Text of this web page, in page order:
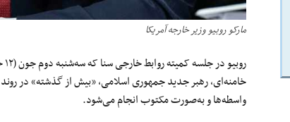
مارکو روبیو وزیر خارجه آمریکا
خامنه‌ای، رهبر جدید جمهوری اسلامی، «بیش از گذشته» در
واسطه‌ها و به‌صورت مکتوب انجام می‌شود.